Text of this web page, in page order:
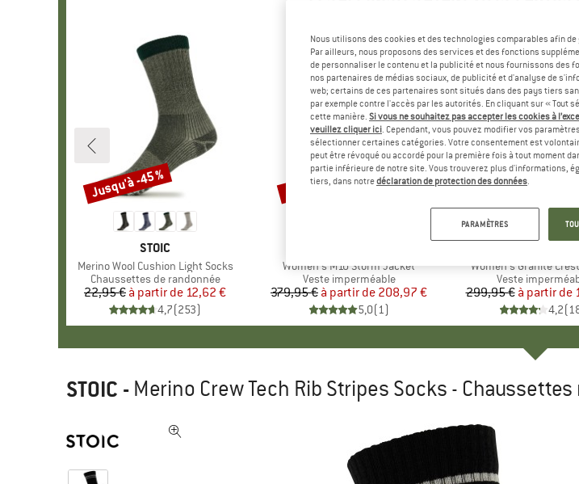
MARQUE
STOIC
Article
Merino Wool Cushion Light Socks
Product group
Chaussettes de randonnée
Prix
22,95 € Prix réduit
à partir de 12,62 €
4,7(253)
Remise
Jusqu'à -45 %
Article
Women's M10 Storm Jacket
Product group
Veste imperméable
Prix
379,95 € Prix réduit
à partir de 208,97 €
5,0(1)
Remise
Jusqu'à -45 %
Article
Women's Granite
Product group
Veste
Prix
299,95 € Prix
à partir de
4,2(
Remise
Jusqu'à -34 %
STOIC - Merino Crew Tech Rib Stripes Socks -
Nous utilisons des cookies et des technologies comparables afin
Par ailleurs, nous proposons des services et des fonctions
de personnaliser le contenu et la publicité et nous fournissons des
nos partenaires de médias sociaux, de publicité et d'analyse de
web; certains de ces partenaires sont situés dans des pays tiers
par exemple contre l'accès par les autorités. En cliquant sur « Tout
cette manière. Si vous ne souhaitez pas accepter les cookies à
veuillez cliquer ici. Cependant, vous pouvez modifier vos
sélectionner certaines catégories. Votre consentement est
peut être révoqué ou accordé pour la première fois à tout moment
partie inférieure de notre site. Vous trouverez plus d'informations,
tiers, dans notredéclaration de protection des données.
PARAMÈTRES